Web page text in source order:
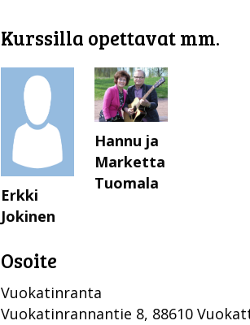
Kurssilla opettavat mm.
Erkki
Jokinen
Hannu ja
Marketta
Tuomala
Osoite
Vuokatinranta
Vuokatinrannantie 8, 88610